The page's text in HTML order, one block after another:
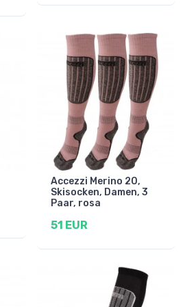
Accezzi Merino 20,
Skisocken, Damen, 3
Paar, rosa
51 EUR